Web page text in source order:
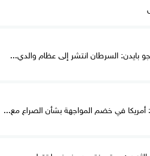
بايدن: السرطان انتشر إلى عظام والدي...
في خضم المواجهة بشأن الصراع مع...